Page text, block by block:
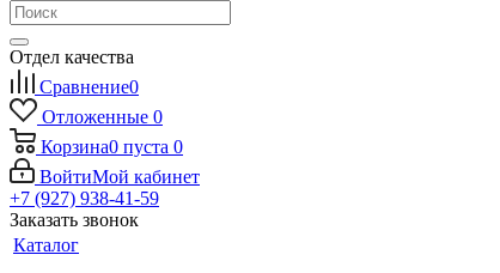
Отдел качества
Сравнение0
Отложенные 0
Корзина0 пуста 0
ВойтиМой кабинет
+7 (927) 938-41-59
Заказать звонок
Каталог